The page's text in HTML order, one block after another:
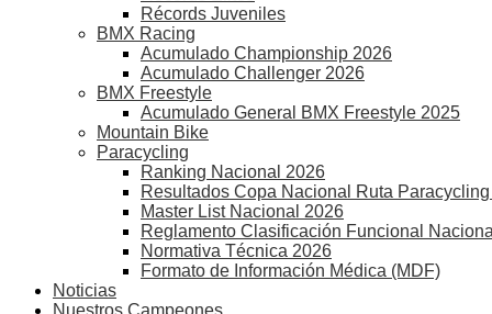
Récords Juveniles
BMX Racing
Acumulado Championship 2026
Acumulado Challenger 2026
BMX Freestyle
Acumulado General BMX Freestyle 2025
Mountain Bike
Paracycling
Ranking Nacional 2026
Resultados Copa Nacional Ruta
Master List Nacional 2026
Reglamento Clasificación Funcional Nacional
Normativa Técnica 2026
Formato de Información Médica (MDF)
Noticias
Nuestros Campeones